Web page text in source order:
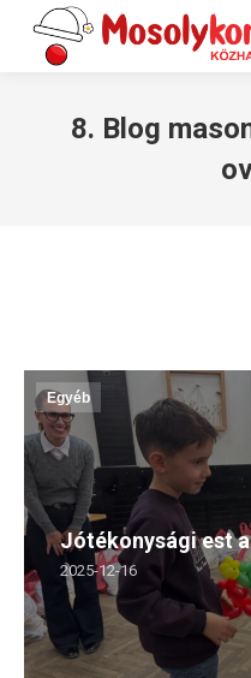
8. Blog
Egyéb
Jótékonysági est
2025-12-16